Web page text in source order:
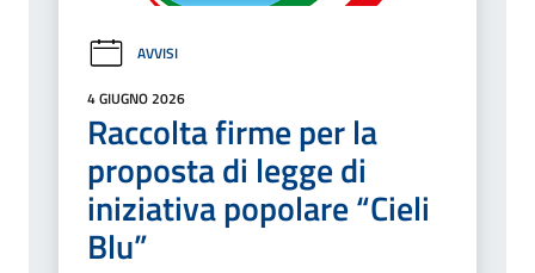
AVVISI
4 GIUGNO 2026
Raccolta firme per la
proposta di legge di
iniziativa popolare “Cieli
Blu”